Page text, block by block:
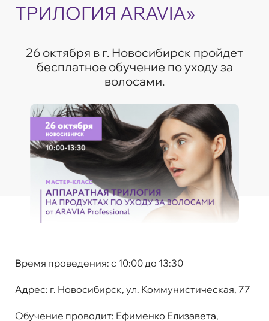
ТРИЛОГИЯ ARAVIA»
26 октября в г. Новосибирск пройдет
бесплатное обучение по уходу за
волосами.
Время проведения: с 10:00 до 13:30
Адрес: г. Новосибирск, ул. Коммунистическая, 77
Обучение проводит: Ефименко Елизавета,